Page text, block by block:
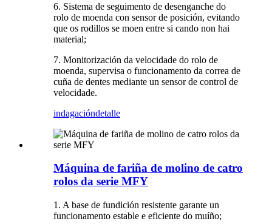
6. Sistema de seguimento de desenganche do
rolo de moenda con sensor de posición, evitando
que os rodillos se moen entre si cando non hai
material;
7. Monitorización da velocidade do rolo de
moenda, supervisa o funcionamento da correa de
cuña de dentes mediante un sensor de control de
velocidade.
indagacióndetalle
Máquina de fariña de molino de catro
rolos da serie MFY
1. A base de fundición resistente garante un
funcionamento estable e eficiente do muíño;